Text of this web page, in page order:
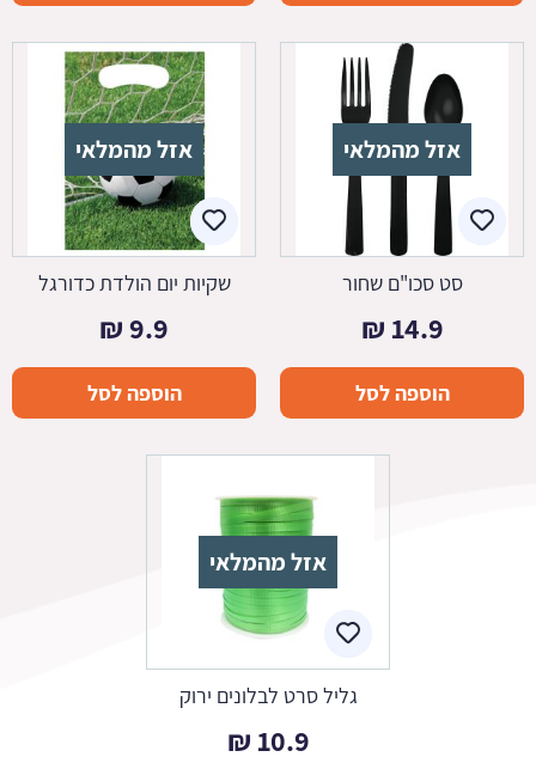
אזל מהמלאי
סט סכו"ם שחור
14.9
₪
הוספה לסל
אזל מהמלאי
שקיות יום הולדת כדורגל
9.9
₪
הוספה לסל
אזל מהמלאי
גליל סרט לבלונים ירוק
10.9
₪